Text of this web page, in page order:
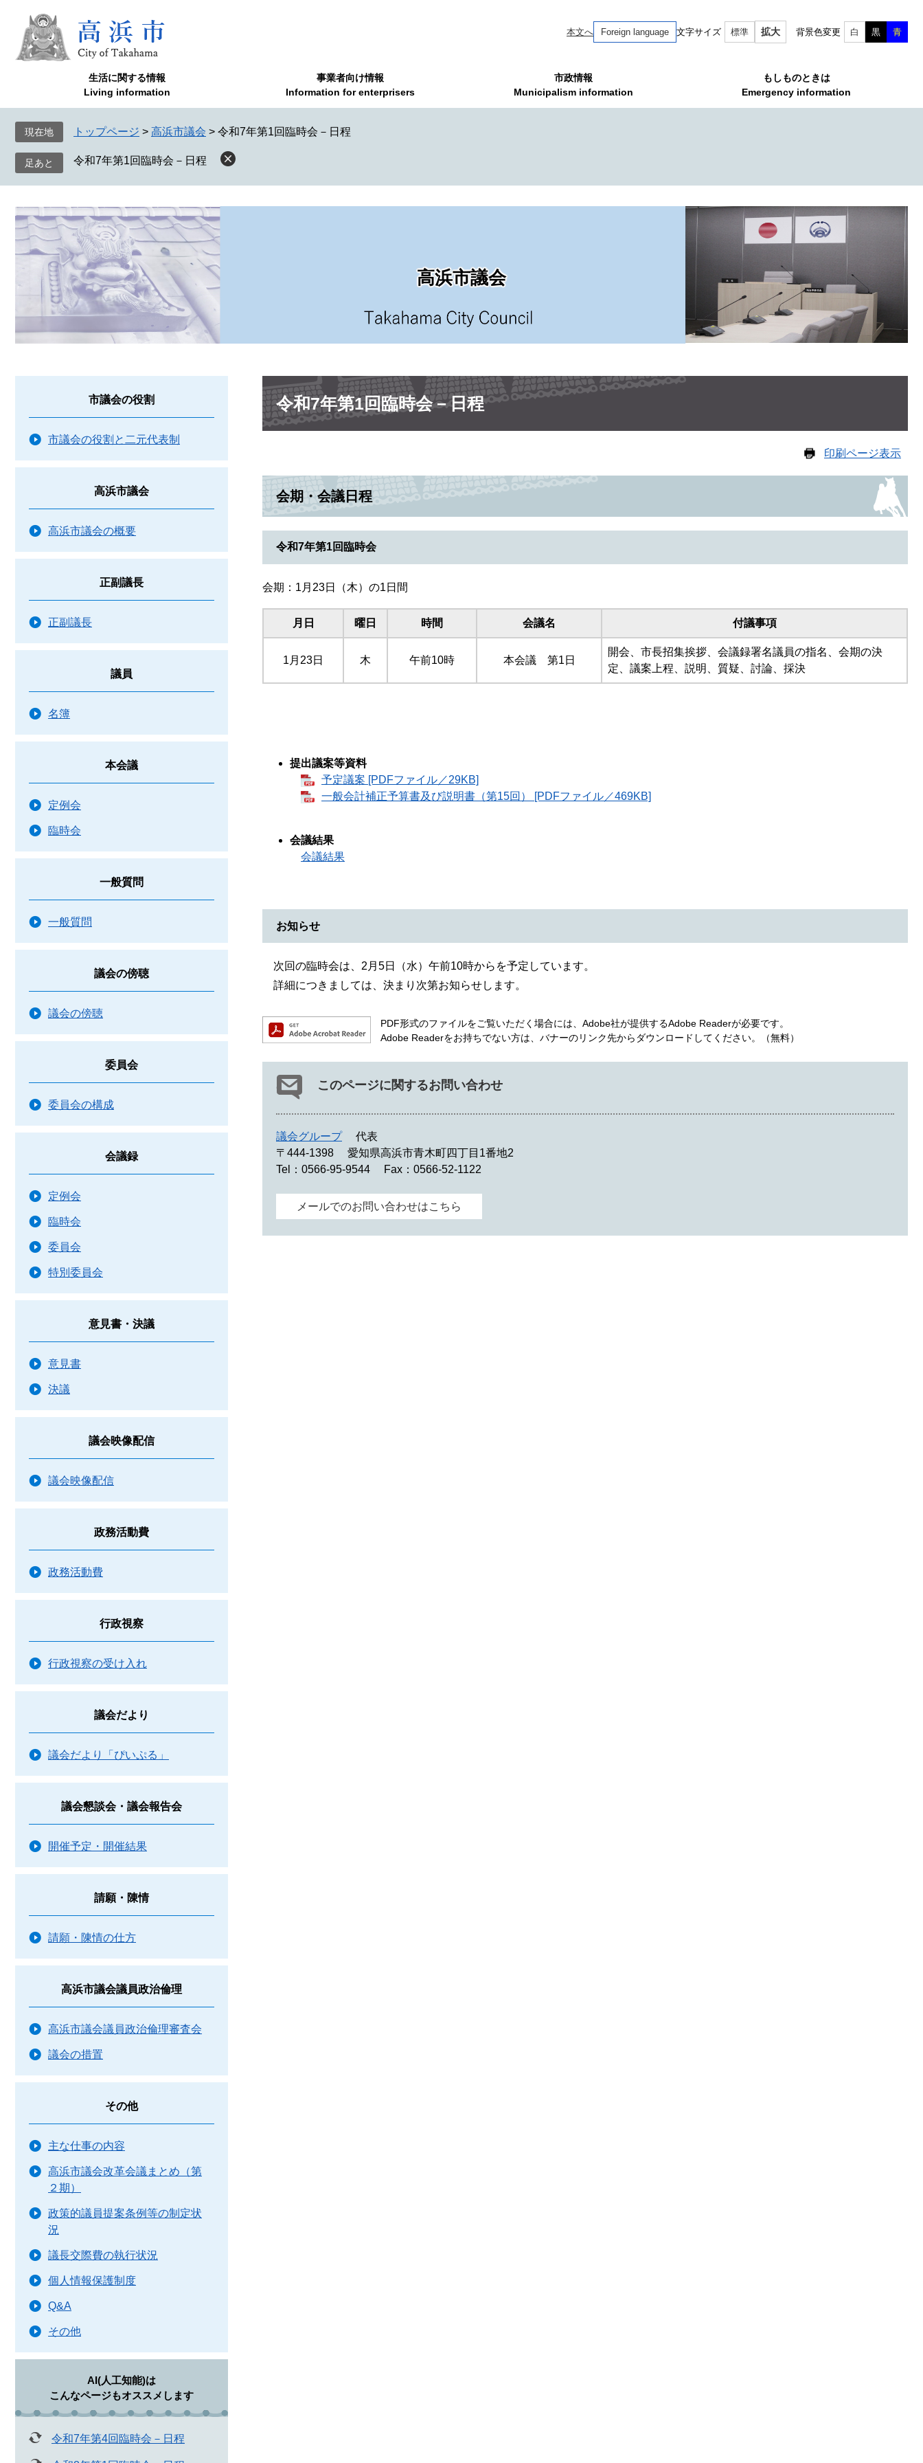
で
ば
へ
本文へ Foreign language 文字サイズ 標準 拡大 背景色変更 白 黒 青
生活に関する情報
Living information
事業者向け情報
Information for enterprisers
市政情報
Municipalism information
もしものときは
Emergency information
現在地 トップページ > 高浜市議会 > 令和7年第1回臨時会－日程
令和7年第1回臨時会－日程
高浜市議会
本
文 令和7年第1回臨時会－日程
印刷ページ表示
会期・会議日程
令和7年第1回臨時会
会期：1月23日（木）の1日間
月日 曜日 時間 会議名 付議事項
1月23日 木 午前10時 本会議 第1日
開会、市長招集挨拶、会議録署名議員の指名、会期の決
定、議案上程、説明、質疑、討論、採決
提出議案等資料
予定議案 [PDFファイル／29KB]
一般会計補正予算書及び説明書（第15回） [PDFファイル／469KB]
会議結果
会議結果
お知らせ
次回の臨時会は、2月5日（水）午前10時からを予定しています。
詳細につきましては、決まり次第お知らせします。
PDF形式のファイルをご覧いただく場合には、Adobe社が提供するAdobe Readerが必要です。
Adobe Readerをお持ちでない方は、バナーのリンク先からダウンロードしてください。（無料）
このページに関するお問い合わせ
議会グループ
代表
〒444-1398
愛知県高浜市青木町四丁目1番地2
Tel：0566-95-9544
Fax：0566-52-1122
メールでのお問い合わせはこちら
市議会の役割
市議会の役割と二元代表制
高浜市議会
高浜市議会の概要
正副議長
正副議長
議員
名簿
本会議
定例会
臨時会
一般質問
一般質問
議会の傍聴
議会の傍聴
委員会
委員会の構成
会議録
定例会
臨時会
委員会
特別委員会
意見書・決議
意見書
決議
議会映像配信
議会映像配信
政務活動費
政務活動費
行政視察
行政視察の受け入れ
議会だより
議会だより「ぴいぷる」
議会懇談会・議会報告会
開催予定・開催結果
請願・陳情
請願・陳情の仕方
高浜市議会議員政治倫理
高浜市議会議員政治倫理審査会
議会の措置
その他
主な仕事の内容
高浜市議会改革会議まとめ（第
２期）
政策的議員提案条例等の制定状
況
議長交際費の執行状況
個人情報保護制度
Q&A
その他
AI(人工知能)は
こんなページもオススメします
令和7年第4回臨時会－日程